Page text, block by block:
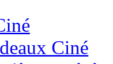
Ciné